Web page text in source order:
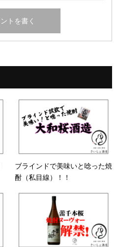
ブラインドで美味いと唸った焼
酎（私目線）！！